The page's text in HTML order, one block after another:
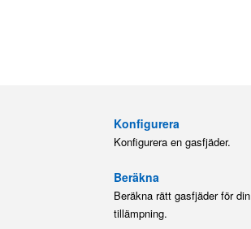
Konfigurera
Konfigurera en gasfjäder.
Beräkna
Beräkna rätt gasfjäder för din
tillämpning.